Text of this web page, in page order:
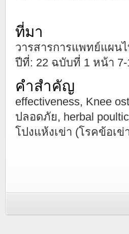
ที่มา
วารสารการแพทย์แผน
ปีที่: 22 ฉบับที่ 1 หน้า 7-
คำสำคัญ
effectiveness, Knee
ปลอดภัย, herbal
โปงแห้งเข่า (โรคข้อเข่